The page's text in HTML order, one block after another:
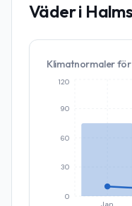
Väder i
Klimatnormaler för
0
30
60
90
120